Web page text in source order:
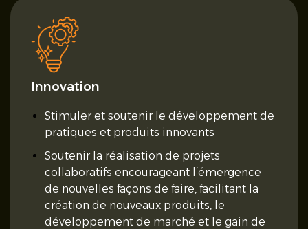
Innovation
Stimuler et soutenir le développement de
pratiques et produits innovants
Soutenir la réalisation de projets
collaboratifs encourageant l’émergence
de nouvelles façons de faire, facilitant la
création de nouveaux produits, le
développement de marché et le gain de